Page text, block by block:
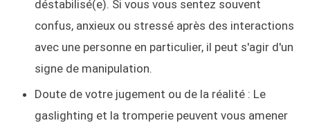
déstabilisé(e). Si vous vous sentez souvent
confus, anxieux ou stressé après des interactions
avec une personne en particulier, il peut s'agir d'un
signe de manipulation.
Doute de votre jugement ou de la réalité : Le
gaslighting et la tromperie peuvent vous amener